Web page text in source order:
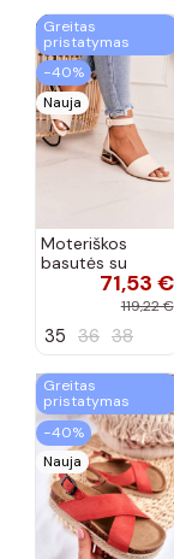
Greitas
pristatymas
−40%
Nauja
Moteriškos
basutės su
aukso spalvos
kulniukais Laura
spalvos
71,53 €
119,22 €
35 36 38
Greitas
pristatymas
−40%
Nauja